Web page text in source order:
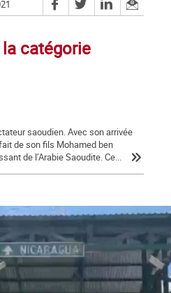
catégorie
saoudien. Avec son arrivée
de son fils Mohamed ben
de l’Arabie Saoudite. Ce...